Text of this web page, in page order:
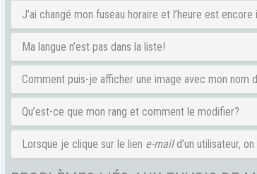
J’ai changé mon fuseau horaire et l’heure est
Ma langue n’est pas dans la liste!
Comment puis-je afficher une image avec mon nom
Qu’est-ce que mon rang et comment le modifier?
Lorsque je clique sur le lien e-maild’un utilisateur,